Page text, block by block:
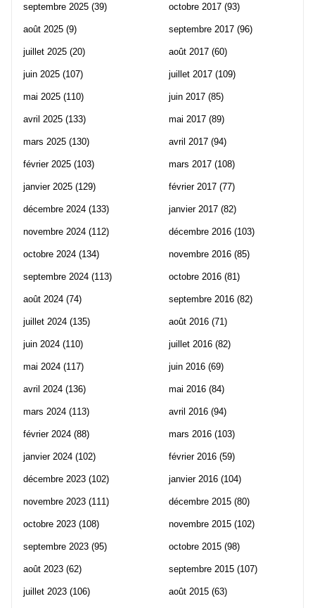
septembre 2025 (39)
août 2025 (9)
juillet 2025 (20)
juin 2025 (107)
mai 2025 (110)
avril 2025 (133)
mars 2025 (130)
février 2025 (103)
janvier 2025 (129)
décembre 2024 (133)
novembre 2024 (112)
octobre 2024 (134)
septembre 2024 (113)
août 2024 (74)
juillet 2024 (135)
juin 2024 (110)
mai 2024 (117)
avril 2024 (136)
mars 2024 (113)
février 2024 (88)
janvier 2024 (102)
décembre 2023 (102)
novembre 2023 (111)
octobre 2023 (108)
septembre 2023 (95)
août 2023 (62)
juillet 2023 (106)
octobre 2017 (93)
septembre 2017 (96)
août 2017 (60)
juillet 2017 (109)
juin 2017 (85)
mai 2017 (89)
avril 2017 (94)
mars 2017 (108)
février 2017 (77)
janvier 2017 (82)
décembre 2016 (103)
novembre 2016 (85)
octobre 2016 (81)
septembre 2016 (82)
août 2016 (71)
juillet 2016 (82)
juin 2016 (69)
mai 2016 (84)
avril 2016 (94)
mars 2016 (103)
février 2016 (59)
janvier 2016 (104)
décembre 2015 (80)
novembre 2015 (102)
octobre 2015 (98)
septembre 2015 (107)
août 2015 (63)